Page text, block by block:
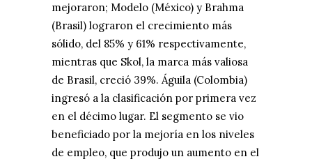
mejoraron; Modelo (México) y Brahma
(Brasil) lograron el crecimiento más
sólido, del 85% y 61% respectivamente,
mientras que Skol, la marca más valiosa
de Brasil, creció 39%. Águila (Colombia)
ingresó a la clasificación por primera vez
en el décimo lugar. El segmento se vio
beneficiado por la mejoría en los niveles
de empleo, que produjo un aumento en el